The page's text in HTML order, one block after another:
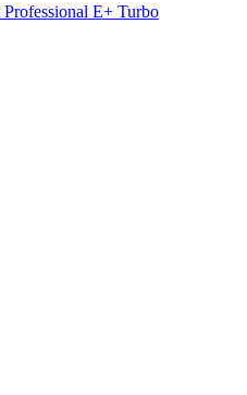
E+ Turbo